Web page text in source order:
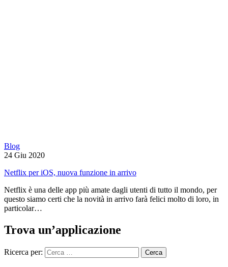
Blog
24 Giu 2020
Netflix per iOS, nuova funzione in arrivo
Netflix è una delle app più amate dagli utenti di tutto il mondo, per
questo siamo certi che la novità in arrivo farà felici molto di loro, in
particolar…
Trova un’applicazione
Ricerca per: